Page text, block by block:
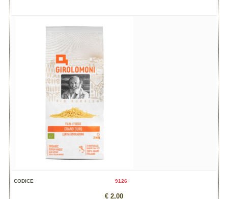
CODICE 9126
€ 2,00